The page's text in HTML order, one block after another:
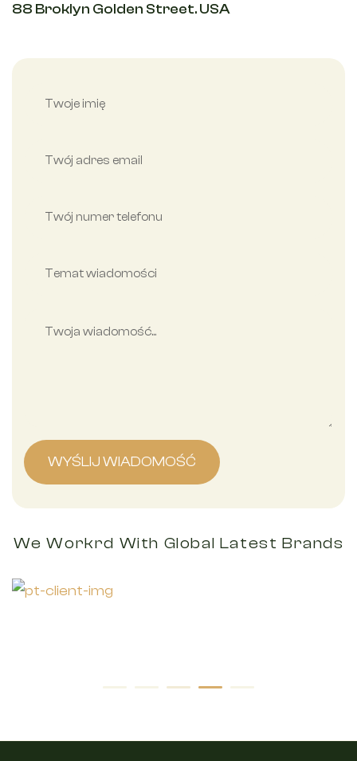
88 Broklyn Golden Street. USA
We Workrd With Global Latest Brands